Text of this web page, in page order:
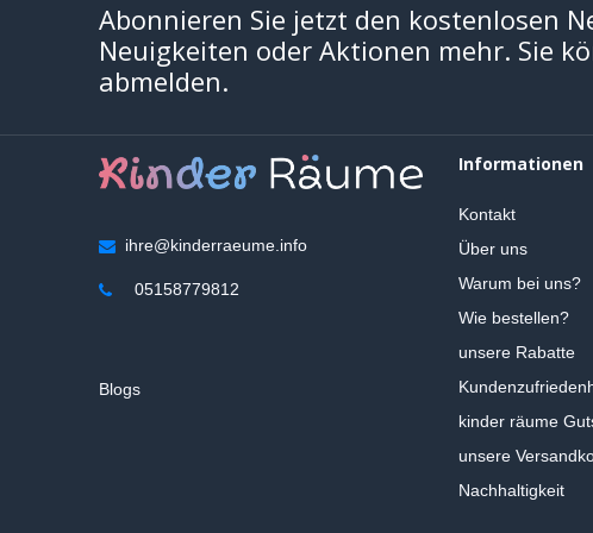
Abonnieren Sie jetzt den kostenlosen
Neuigkeiten oder Aktionen mehr. Sie
abmelden.
ihre@kinderraeume.info
05158779812
Blogs
Informationen
Kontakt
Über uns
Warum bei uns?
Wie bestellen?
unsere Rabatte
kinder räume
unsere
Nachhaltigkeit